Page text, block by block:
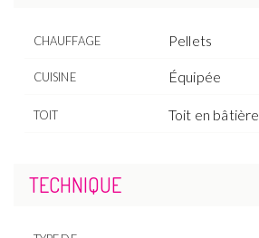
CHAUFFAGE Pellets
CUISINE Équipée
TOIT Toit en bâtière
TECHNIQUE